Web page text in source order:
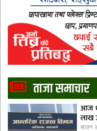
ताजा समाचार
आज
लाख
साउन